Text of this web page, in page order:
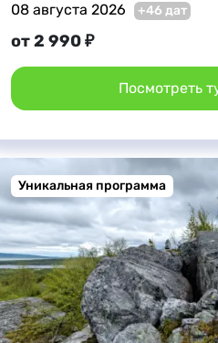
08 августа 2026 +46 дат
от 2 990 ₽
Посмотреть
Уникальная программа